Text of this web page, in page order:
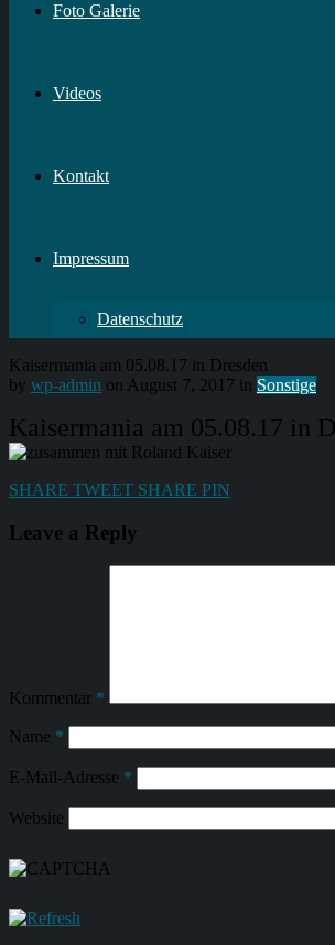
Foto Galerie
Videos
Kontakt
Impressum
Datenschutz
Kaisermania am 05.08.17 in Dresden
by wp-admin on August 7, 2017 in Sonstige
Kaisermania am 05.08.17 in
SHARE TWEET SHARE PIN
Leave a Reply
Kommentar *
Name *
E-Mail-Adresse *
Website